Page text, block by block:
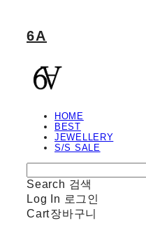
6A
HOME
BEST
JEWELLERY
S/S SALE
Search 검색
Log In 로그인
Cart장바구니